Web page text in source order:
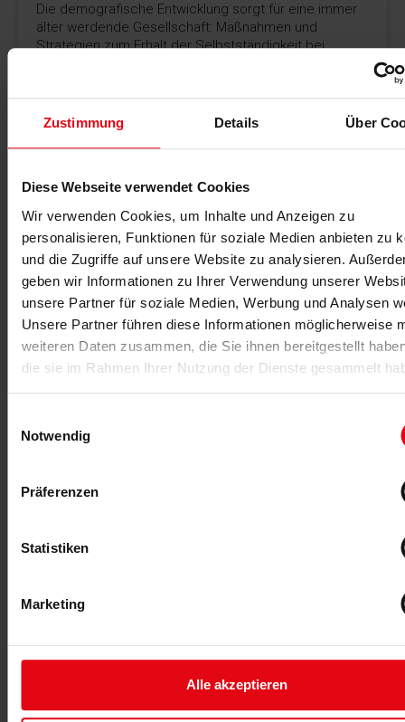
Zustimmung Details Über
Diese Webseite verwendet Cookies
Wir verwenden Cookies, um Inhalte und Anzeigen zu
personalisieren, Funktionen für soziale Medien anbieten zu
und die Zugriffe auf unsere Website zu analysieren.
geben wir Informationen zu Ihrer Verwendung unserer
unsere Partner für soziale Medien, Werbung und Analysen
Unsere Partner führen diese Informationen möglicherweise
weiteren Daten zusammen, die Sie ihnen bereitgestellt
die sie im Rahmen Ihrer Nutzung der Dienste gesammelt
Notwendig
Präferenzen
Statistiken
Marketing
Alle akzeptieren
Die demografische Entwicklung sorgt für eine immer
älter werdende Gesellschaft: Maßnahmen und
Strategien zum Erhalt der Selbstständigkeit bei
MEHR >
22.04.2019
Fitte Senioren im Studio
Gesundheitsbranche vor Herausforderungen. Welche